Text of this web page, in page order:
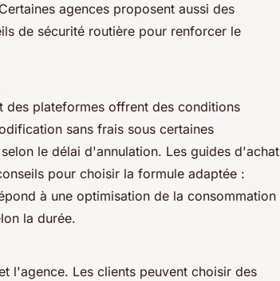
agences proposent aussi des
de sécurité routière pour renforcer le
des plateformes offrent des conditions
sans frais sous certaines
le délai d'annulation. Les guides d'achat
pour choisir la formule adaptée :
à une optimisation de la consommation
la durée.
l'agence. Les clients peuvent choisir des